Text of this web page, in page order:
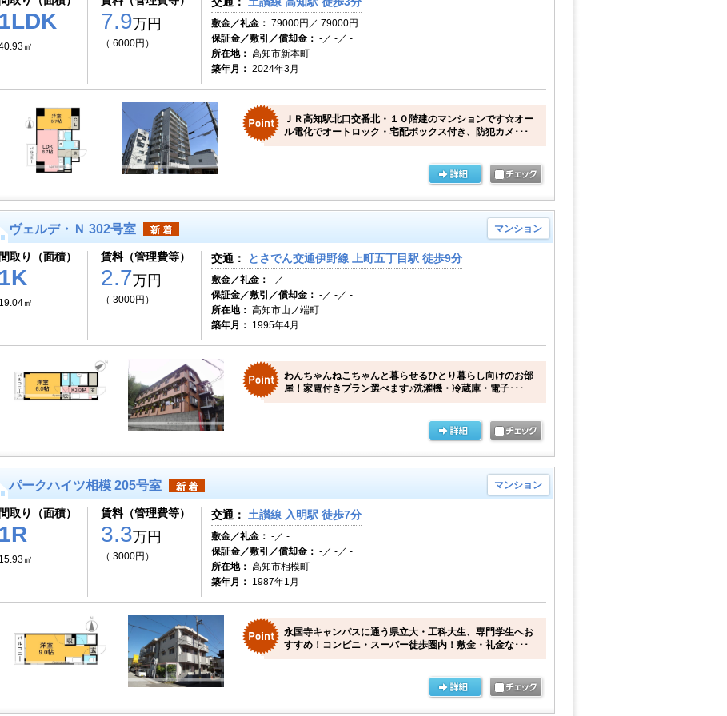
1LDK
㎡
7.9万円
（ 6000円）
敷金／礼金： 79000円／ 79000円
保証金／敷引／償却金： -／ -／ -
所在地： 高知市新本町
築年月： 2024年3月
ＪＲ高知駅北口交番北・１０階建のマンションです☆オー
ル電化でオートロック・宅配ボックス付き、防犯カメ･･･
ヴェルデ・Ｎ 302号室 マンション
間取り（面積）
1K
19.04㎡
賃料（管理費等）
2.7万円
（ 3000円）
交通： とさでん交通伊野線 上町五丁目駅 徒歩9分
敷金／礼金： -／ -
保証金／敷引／償却金： -／ -／ -
所在地： 高知市山ノ端町
築年月： 1995年4月
わんちゃんねこちゃんと暮らせるひとり暮らし向けのお部
屋！家電付きプラン選べます♪洗濯機・冷蔵庫・電子･･･
パークハイツ相模 205号室 マンション
間取り（面積）
1R
15.93㎡
賃料（管理費等）
3.3万円
（ 3000円）
交通： 土讃線 入明駅 徒歩7分
敷金／礼金： -／ -
保証金／敷引／償却金： -／ -／ -
所在地： 高知市相模町
築年月： 1987年1月
永国寺キャンパスに通う県立大・工科大生、専門学生へお
すすめ！コンビニ・スーパー徒歩圏内！敷金・礼金な･･･